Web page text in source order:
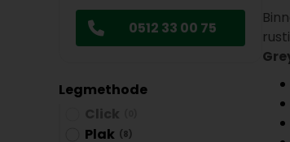
Schoonmaak en onderhoud
Traprenovatie
0512 33 00 75
Legmethode
Plak (8)